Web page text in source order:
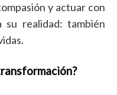
y actuar con
su realidad: también